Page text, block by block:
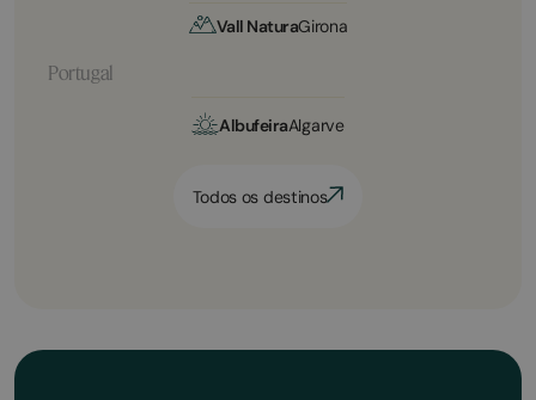
Vall NaturaGirona
Portugal
AlbufeiraAlgarve
Todos os destinos